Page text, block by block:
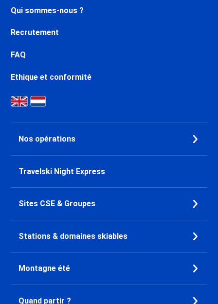
Qui sommes-nous ?
Recrutement
FAQ
Ethique et conformité
Nos opérations
Travelski Night Express
Sites CSE & Groupes
Stations & domaines skiables
Montagne été
Quand partir ?